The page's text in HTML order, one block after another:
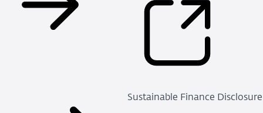
Sustainable Finance